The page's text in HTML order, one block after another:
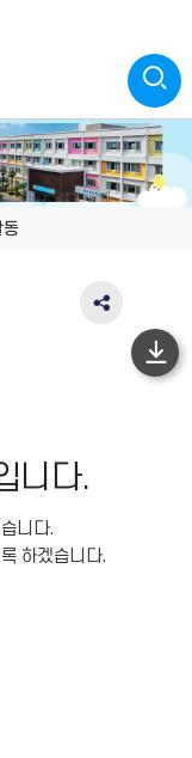
동
SNS
니다.
니다.
하겠습니다.
하